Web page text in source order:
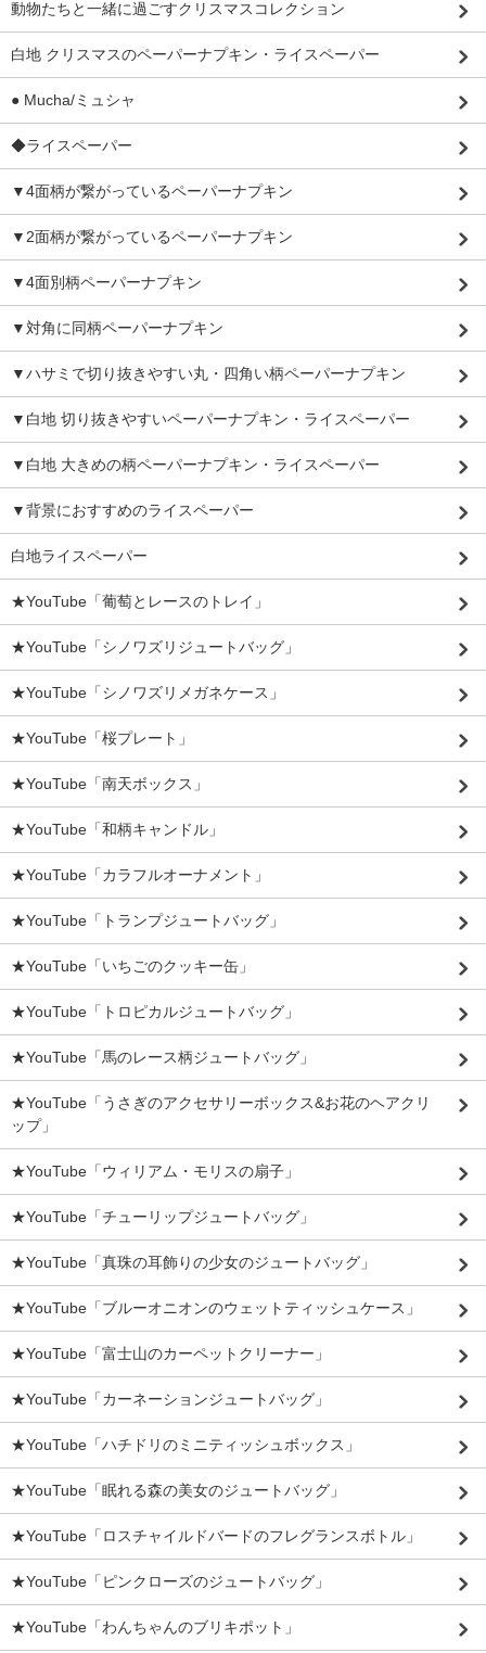
動物たちと一緒に過ごすクリスマスコレクション
白地 クリスマスのペーパーナプキン・ライスペーパー
● Mucha/ミュシャ
◆ライスペーパー
▼4面柄が繋がっているペーパーナプキン
▼2面柄が繋がっているペーパーナプキン
▼4面別柄ペーパーナプキン
▼対角に同柄ペーパーナプキン
▼ハサミで切り抜きやすい丸・四角い柄ペーパーナプキン
▼白地 切り抜きやすいペーパーナプキン・ライスペーパー
▼白地 大きめの柄ペーパーナプキン・ライスペーパー
▼背景におすすめのライスペーパー
白地ライスペーパー
★YouTube「葡萄とレースのトレイ」
★YouTube「シノワズリジュートバッグ」
★YouTube「シノワズリメガネケース」
★YouTube「桜プレート」
★YouTube「南天ボックス」
★YouTube「和柄キャンドル」
★YouTube「カラフルオーナメント」
★YouTube「トランプジュートバッグ」
★YouTube「いちごのクッキー缶」
★YouTube「トロピカルジュートバッグ」
★YouTube「馬のレース柄ジュートバッグ」
★YouTube「うさぎのアクセサリーボックス&お花のヘアクリ
ップ」
★YouTube「ウィリアム・モリスの扇子」
★YouTube「チューリップジュートバッグ」
★YouTube「真珠の耳飾りの少女のジュートバッグ」
★YouTube「ブルーオニオンのウェットティッシュケース」
★YouTube「富士山のカーペットクリーナー」
★YouTube「カーネーションジュートバッグ」
★YouTube「ハチドリのミニティッシュボックス」
★YouTube「眠れる森の美女のジュートバッグ」
★YouTube「ロスチャイルドバードのフレグランスボトル」
★YouTube「ピンクローズのジュートバッグ」
★YouTube「わんちゃんのブリキポット」